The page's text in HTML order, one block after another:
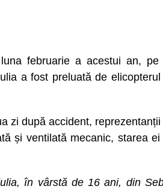
februarie a acestui an,
a fost preluată de
zi după accident,
și ventilată mecanic, starea
în vârstă de 16 ani, din